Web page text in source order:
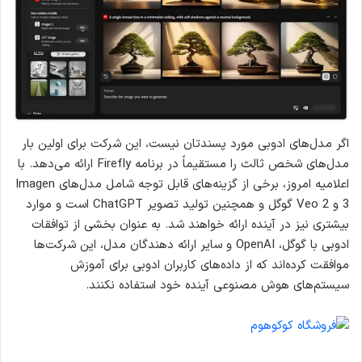
اگر مدل‌های ادوبی مورد پسندتان نیست، این شرکت برای اولین بار
مدل‌های شخص ثالث را مستقیماً در برنامه Firefly ارائه می‌دهد. با
اعلامیه امروز، برخی از گزینه‌های قابل توجه شامل مدل‌های Imagen
3 و Veo 2 گوگل و همچنین تولید تصویر ChatGPT است و موارد
بیشتری نیز در آینده ارائه خواهند شد. به عنوان بخشی از توافقات
ادوبی با گوگل، OpenAI و سایر ارائه دهندگان مدل، این شرکت‌ها
موافقت کرده‌اند که از داده‌های کاربران ادوبی برای آموزش
سیستم‌های هوش مصنوعی آینده خود استفاده نکنند.